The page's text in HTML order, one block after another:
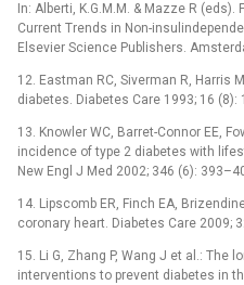
In: Alberti, K.G.M.M. & Mazze R
Current Trends in Non-
Elsevier Science Publishers.
12. Eastman RC, Siverman R, Harris
diabetes. Diabetes Care 1993; 16 (8):
13. Knowler WC, Barret-Connor EE,
incidence of type 2 diabetes with
New Engl J Med 2002; 346 (6):
14. Lipscomb ER, Finch EA,
coronary heart. Diabetes Care 2009;
15. Li G, Zhang P, Wang J et al.: The
interventions to prevent diabetes in